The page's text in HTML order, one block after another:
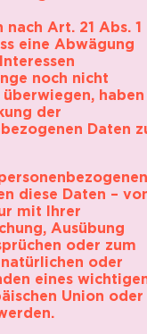
Art. 21 Abs. 1
eine Abwägung
noch nicht
haben
der
Daten
diese Daten –
mit Ihrer
Ausübung
oder zum
oder
eines
Union oder